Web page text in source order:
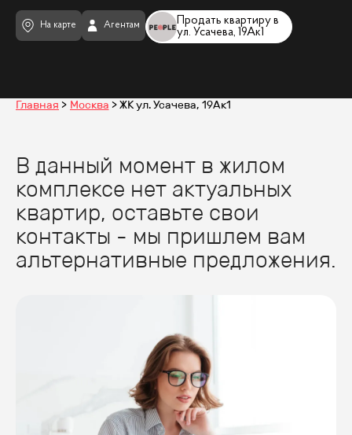
Продать квартиру в
ул. Усачева, 19Ак1
На карте Агентам
Главная Москва ЖК ул. Усачева, 19Ак1
В данный момент в жилом
комплексе нет актуальных
квартир, оставьте свои
контакты - мы пришлем вам
альтернативные предложения.